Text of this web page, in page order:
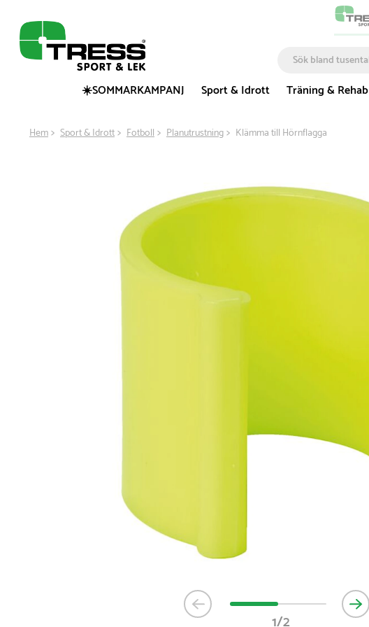
☀️SOMMARKAMPANJ
Sport & Idrott Träning & Rehab
Hem Sport & Idrott Fotboll Planutrustning Klämma till Hörnflagga
1/2